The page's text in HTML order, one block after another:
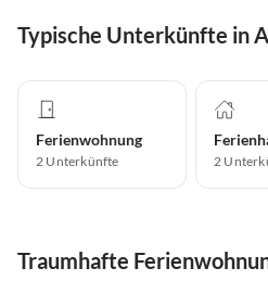
Typische Unterkünfte in
Ferienwohnung
2 Unterkünfte 2
Traumhafte